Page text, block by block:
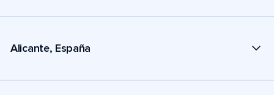
Alicante, España